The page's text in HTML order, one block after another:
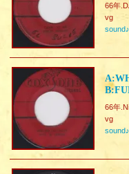
66年
vg
sound♪
66年
vg
sound♪